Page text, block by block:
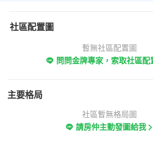
社區配置圖
暫無社區配置圖
問問金牌專家，索取社區配
主要格局
社區暫無格局圖
請房仲主動發圖給我